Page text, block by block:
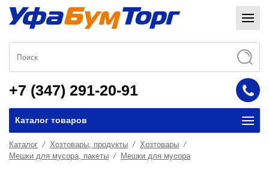
+7 (347) 291-20-91
Каталог товаров
Каталог Хозтовары, продукты
Хозтовары
Мешки для мусора, пакеты
Мешки для мусора